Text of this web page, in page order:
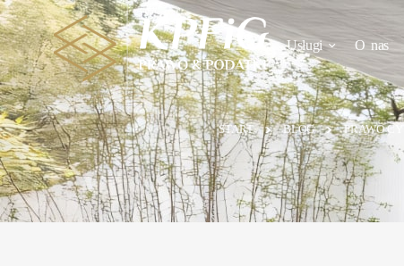
Usługi O nas
START BLOG PRAWO